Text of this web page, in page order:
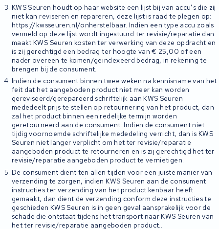
KWS Seuren houdt op haar website een lijst bij van accu’s die zij
niet kan reviseren en repareren, deze lijst is raad te plegen op:
https://kwsseuren.nl/onherstelbaar. Indien een type accu zoals
vermeld op deze lijst wordt ingestuurd ter revisie/reparatie dan
maakt KWS Seuren kosten ter verwerking van deze opdracht en
is zij gerechtigd een bedrag ter hoogte van € 25,00 of een
nader overeen te komen/geïndexeerd bedrag, in rekening te
brengen bij de consument.
Indien de consument binnen twee weken na kennisname van het
feit dat het aangeboden product niet meer kan worden
gereviseerd/gerepareerd schriftelijk aan KWS Seuren
mededeelt prijs te stellen op retournering van het product, dan
zal het product binnen een redelijke termijn worden
geretourneerd aan de consument. Indien de consument niet
tijdig voornoemde schriftelijke mededeling verricht, dan is KWS
Seuren niet langer verplicht om het ter revisie/reparatie
aangeboden product te retourneren en is zij gerechtigd het ter
revisie/reparatie aangeboden product te vernietigen.
De consument dient ten allen tijden voor een juiste manier van
verzending te zorgen, indien KWS Seuren aan de consument
instructies ter verzending van het product kenbaar heeft
gemaakt, dan dient de verzending conform deze instructies te
geschieden KWS Seuren is in geen geval aansprakelijk voor de
schade die ontstaat tijdens het transport naar KWS Seuren van
het ter revisie/reparatie aangeboden product..